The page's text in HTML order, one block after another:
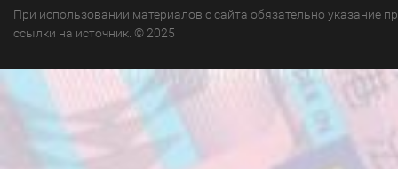
При использовании материалов с сайта обязательно указание
ссылки на источник. © 2025